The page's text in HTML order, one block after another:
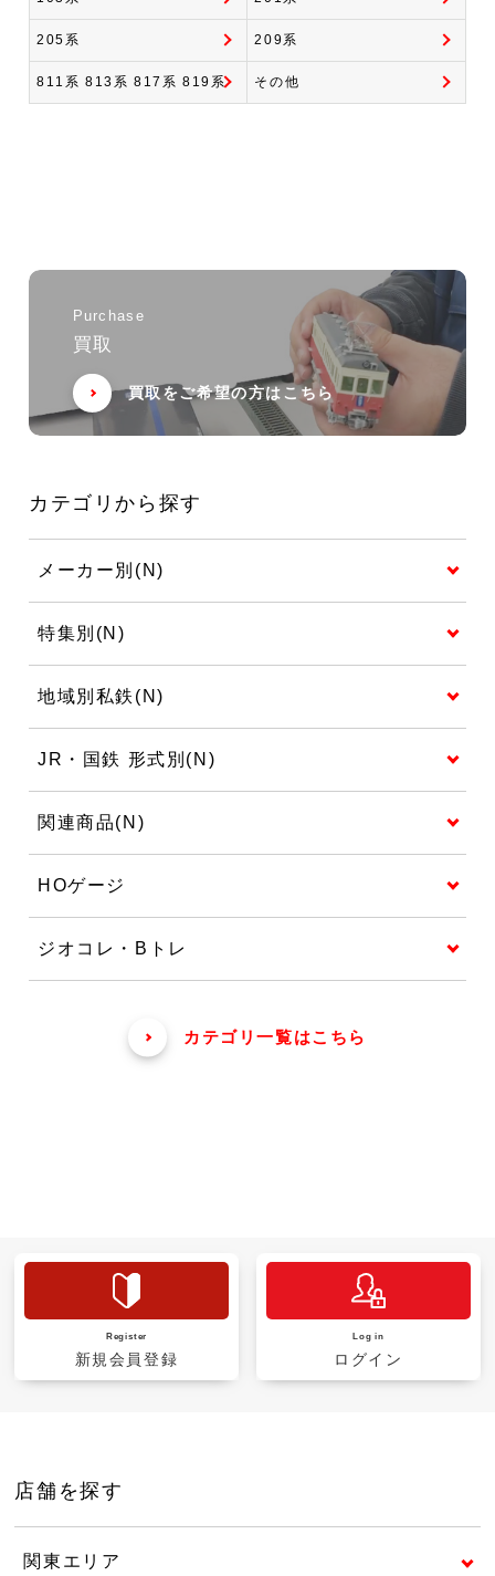
205系 209系
811系 813系 817系 819系 その他
Purchase
買取
買取をご希望の方はこちら
カテゴリから探す
メーカー別(N)
特集別(N)
地域別私鉄(N)
JR・国鉄 形式別(N)
関連商品(N)
HOゲージ
ジオコレ・Bトレ
カテゴリ一覧はこちら
Register
新規会員登録
Log in
ログイン
店舗を探す
関東エリア